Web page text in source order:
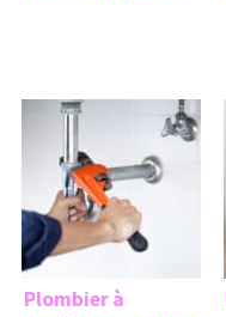
Plombier à